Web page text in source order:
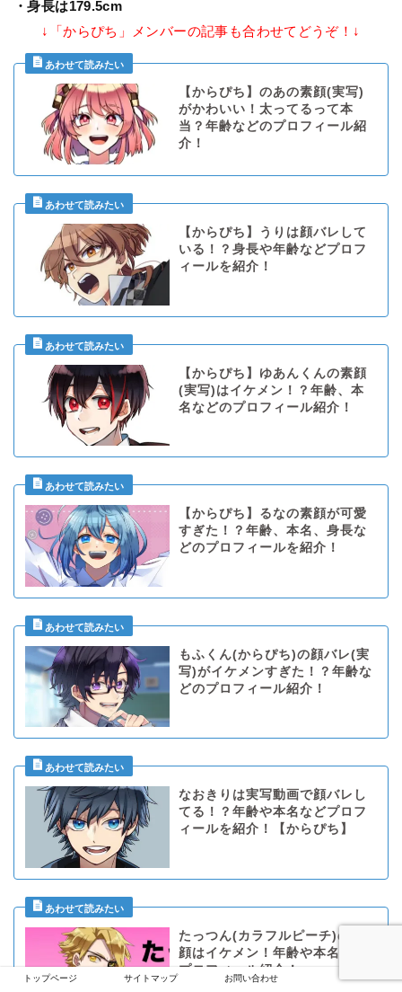
・身長は179.5cm
↓「からぴち」メンバーの記事も合わせてどうぞ！↓
【からぴち】のあの素顔(実写)
がかわいい！太ってるって本
当？年齢などのプロフィール紹
介！
【からぴち】うりは顔バレして
いる！？身長や年齢などプロフ
ィールを紹介！
【からぴち】ゆあんくんの素顔
(実写)はイケメン！？年齢、本
名などのプロフィール紹介！
【からぴち】るなの素顔が可愛
すぎた！？年齢、本名、身長な
どのプロフィールを紹介！
もふくん(からぴち)の顔バレ(実
写)がイケメンすぎた！？年齢な
どのプロフィール紹介！
なおきりは実写動画で顔バレし
てる！？年齢や本名などプロフ
ィールを紹介！【からぴち】
たっつん(カラフルピーチ)の素
顔はイケメン！年齢や本名など
プロフィール紹介！
トップページ サイトマップ お問い合わせ